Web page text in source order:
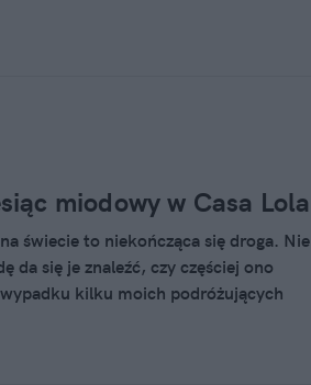
miodowy w Casa Lola
świecie to niekończąca się droga. Nie
da się je znaleźć, czy częściej ono
kilku moich podróżujących